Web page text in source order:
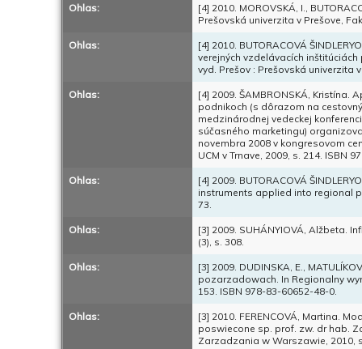
Ohlas:
[4] 2010. MOROVSKÁ, I.,
Prešovská univerzita v Prešove,
Ohlas:
[4] 2010. BUTORACOVÁ
verejných vzdelávacích
vyd. Prešov : Prešovská univerzita
Ohlas:
[4] 2009. ŠAMBRONSKÁ,
podnikoch (s dôrazom na
medzinárodnej vedeckej
súčasného marketingu)
novembra 2008 v kongresovom
UCM v Trnave, 2009, s. 214. ISBN
Ohlas:
[4] 2009. BUTORACOVÁ
instruments applied into regional
73.
Ohlas:
[3] 2009. SUHÁNYIOVÁ, Alžbeta.
(3), s. 308.
Ohlas:
[3] 2009. DUDINSKA, E.,
pozarzadowach. In Regionalny
153. ISBN 978-83-60652-48-0.
Ohlas:
[3] 2010. FERENCOVÁ, Martina.
poswiecone sp. prof. zw. dr hab.
Zarzadzania w Warszawie, 2010,